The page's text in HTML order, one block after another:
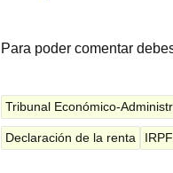
Para poder comentar
Tribunal Económico-
Declaración de la renta